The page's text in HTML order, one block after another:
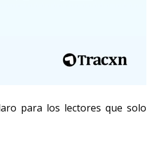
para los lectores que solo